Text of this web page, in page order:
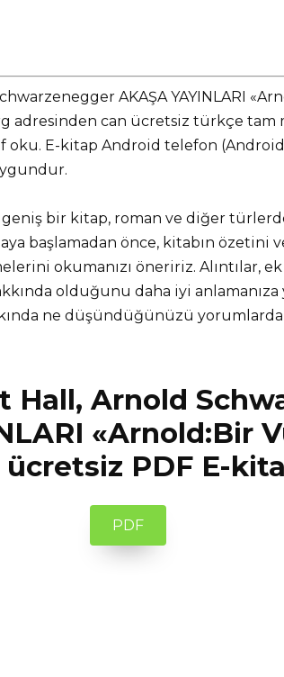
AKAŞA YAYINLARI
adresinden can ücretsiz türkçe tam
E-kitap Android telefon
bir kitap, roman ve diğer
başlamadan önce, kitabın özetini
okumanızı öneririz. Alıntılar, ek
olduğunu daha iyi anlamanıza
ne düşündüğünüzü
Hall, Arnold
«Arnold:Bir
PDF E-
PDF